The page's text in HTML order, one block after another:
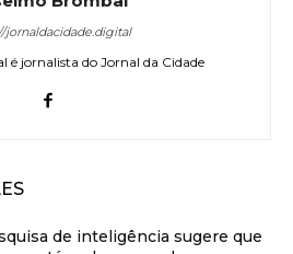
jornaldacidade.digital
é jornalista do Jornal da Cidade
de inteligência sugere que